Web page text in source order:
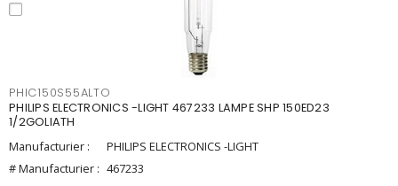
PHIC150S55ALTO
PHILIPS ELECTRONICS -LIGHT 467233 LAMPE SHP 150ED23
1/2GOLIATH
Manufacturier :
PHILIPS ELECTRONICS -LIGHT
# Manufacturier : 467233